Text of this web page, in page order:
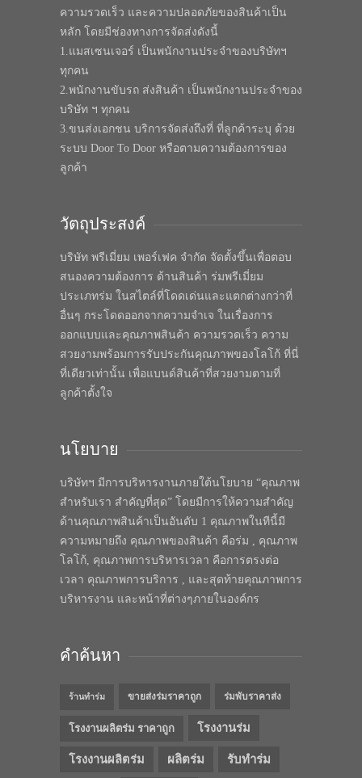
ความรวดเร็ว และความปลอดภัยของสินค้าเป็น
หลัก โดยมีช่องทางการจัดส่งดังนี้
1.แมสเซนเจอร์ เป็นพนักงานประจำของบริษัทฯ
ทุกคน
2.พนักงานขับรถ ส่งสินค้า เป็นพนักงานประจำของ
บริษัท ฯ ทุกคน
3.ขนส่งเอกชน บริการจัดส่งถึงที่ ที่ลูกค้าระบุ ด้วย
ระบบ Door To Door หรือตามความต้องการของ
ลูกค้า
วัตถุประสงค์
บริษัท พรีเมี่ยม เพอร์เฟค จำกัด จัดตั้งขึ้นเพื่อตอบ
สนองความต้องการ ด้านสินค้า ร่มพรีเมี่ยม
ประเภทร่ม ในสไตล์ที่โดดเด่นและแตกต่างกว่าที่
อื่นๆ กระโดดออกจากความจำเจ ในเรื่องการ
ออกแบบและคุณภาพสินค้า ความรวดเร็ว ความ
สวยงามพร้อมการรับประกันคุณภาพของโลโก้ ที่นี่
ที่เดียวเท่านั้น เพื่อแบนด์สินค้าที่สวยงามตามที่
ลูกค้าตั้งใจ
นโยบาย
บริษัทฯ มีการบริหารงานภายใต้นโยบาย “คุณภาพ
สำหรับเรา สำคัญที่สุด” โดยมีการให้ความสำคัญ
ด้านคุณภาพสินค้าเป็นอันดับ 1 คุณภาพในทีนี้มี
ความหมายถึง คุณภาพของสินค้า คือร่ม , คุณภาพ
โลโก้, คุณภาพการบริหารเวลา คือการตรงต่อ
เวลา คุณภาพการบริการ , และสุดท้ายคุณภาพการ
บริหารงาน และหน้าที่ต่างๆภายในองค์กร
คำค้นหา
ร้านทำร่ม ขายส่งร่มราคาถูก ร่มพับราคาส่ง
โรงงานผลิตร่ม ราคาถูก โรงงานร่ม
โรงงานผลิตร่ม ผลิตร่ม รับทำร่ม